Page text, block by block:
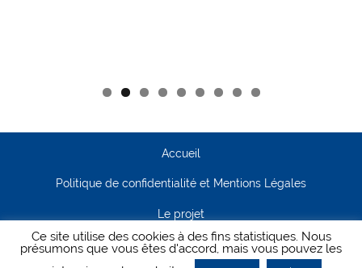
Accueil
Politique de confidentialité et Mentions Légales
Le projet
Contact
Ce site utilise des cookies à des fins statistiques. Nous
présumons que vous êtes d'accord, mais vous pouvez les